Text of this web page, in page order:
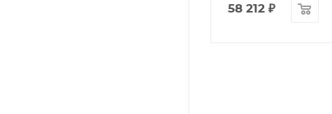
58 212 ₽